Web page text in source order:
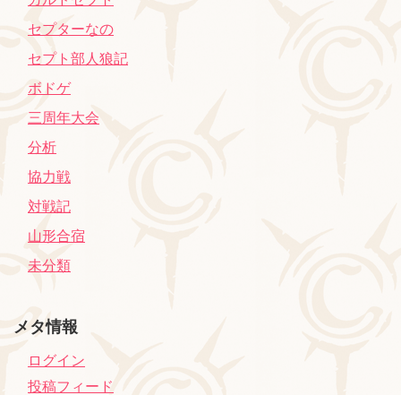
セプターなの
セプト部人狼記
ボドゲ
三周年大会
分析
協力戦
対戦記
山形合宿
未分類
メタ情報
ログイン
投稿フィード